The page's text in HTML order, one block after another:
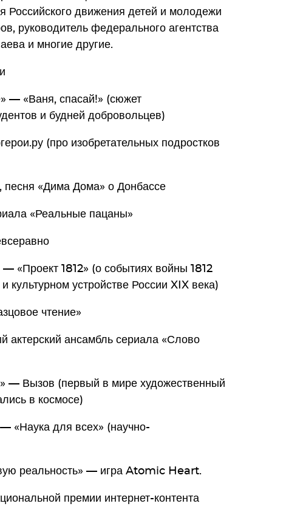
Российского движения детей и молодежи
руководитель федерального агентства
и многие другие.
— «Ваня, спасай!» (сюжет
и будней добровольцев)
(про изобретательных подростков
«Дима Дома» о Донбассе
«Реальные пацаны»
«Проект 1812» (о событиях войны 1812
культурном устройстве России XIX века)
чтение»
ансамбль сериала «Слово
— Вызов (первый в мире художественный
в космосе)
«Наука для всех» (научно-
реальность» — игра Atomic Heart.
премии интернет-контента